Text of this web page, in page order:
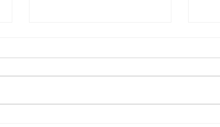
Πρόγραμμα εφημερευόντων
08/08/2026 και ημέρα Σάββατο
07/